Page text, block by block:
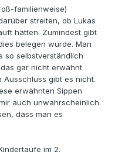
familienweise)
streiten, ob Lukas
hätten. Zumindest gibt
belegen würde. Man
so selbstverständlich
gar nicht erwähnt
Ausschluss gibt es nicht.
erwähnten Sippen
auch unwahrscheinlich.
dass man es
im 2.